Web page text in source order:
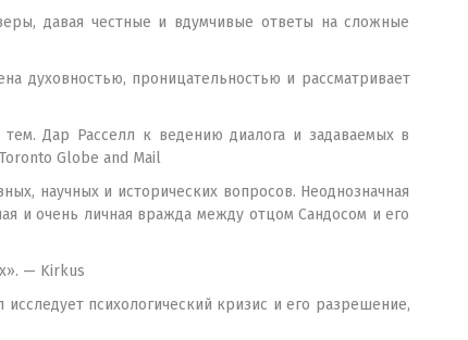
давая честные и вдумчивые ответы на сложные
духовностью, проницательностью и рассматривает
Дар Расселл к ведению диалога и задаваемых в
Globe and Mail
научных и исторических вопросов. Неоднозначная
и очень личная вражда между отцом Сандосом и его
— Kirkus
психологический кризис и его разрешение,